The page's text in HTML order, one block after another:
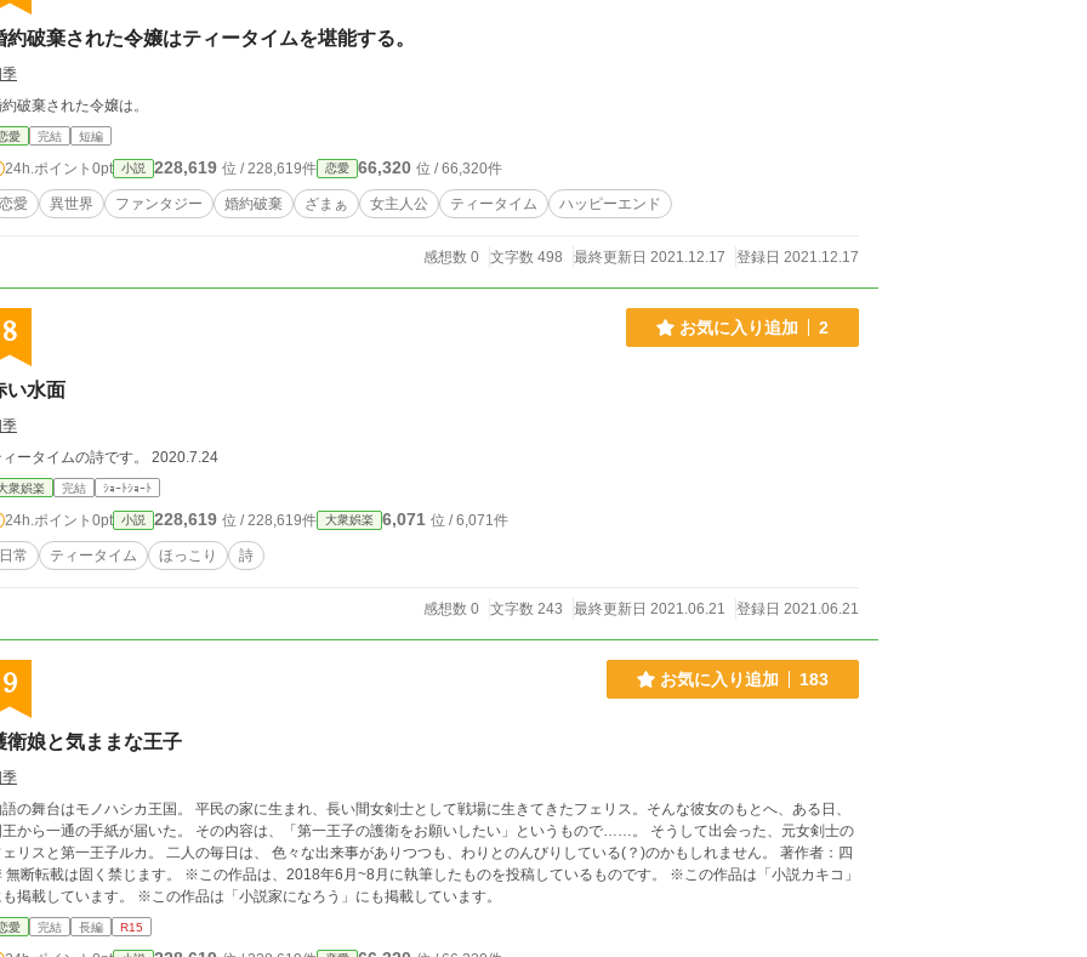
約破棄された令嬢はティータイムを堪能する。
破棄された令嬢は。
愛 完結 短編
24h.ポイント 0pt 小説 228,619 位 / 228,619件 恋愛 66,320 位 / 66,320件
恋愛 異世界 ファンタジー 婚約破棄 ざまぁ 女主人公 ティータイム ハッピーエンド
感想数 0 文字数 498 最終更新日 2021.12.17 登録日 2021.12.17
8 お気に入り追加 2
い水面
ティータイムの詩です。 2020.7.24
衆娯楽 完結 ｼｮｰﾄｼｮｰﾄ
24h.ポイント 0pt 小説 228,619 位 / 228,619件 大衆娯楽 6,071 位 / 6,071件
日常 ティータイム ほっこり 詩
感想数 0 文字数 243 最終更新日 2021.06.21 登録日 2021.06.21
9 お気に入り追加 183
衛娘と気ままな王子
はモノハシカ王国。 平民の家に生まれ、長い間女剣士として戦場に生きてきたフェリス。そんな彼女のもとへ、ある日、
通の手紙が届いた。 その内容は、「第一王子の護衛をお願いしたい」というもので……。 そうして出会った、元女剣士の
リスと第一王子ルカ。 二人の毎日は、 色々な出来事がありつつも、わりとのんびりしている(？)のかもしれません。 著作者：四
は固く禁じます。 ※この作品は、2018年6月~8月に執筆したものを投稿しているものです。 ※この作品は「小説カキコ」
掲載しています。 ※この作品は「小説家になろう」にも掲載しています。
愛 完結 長編 R15